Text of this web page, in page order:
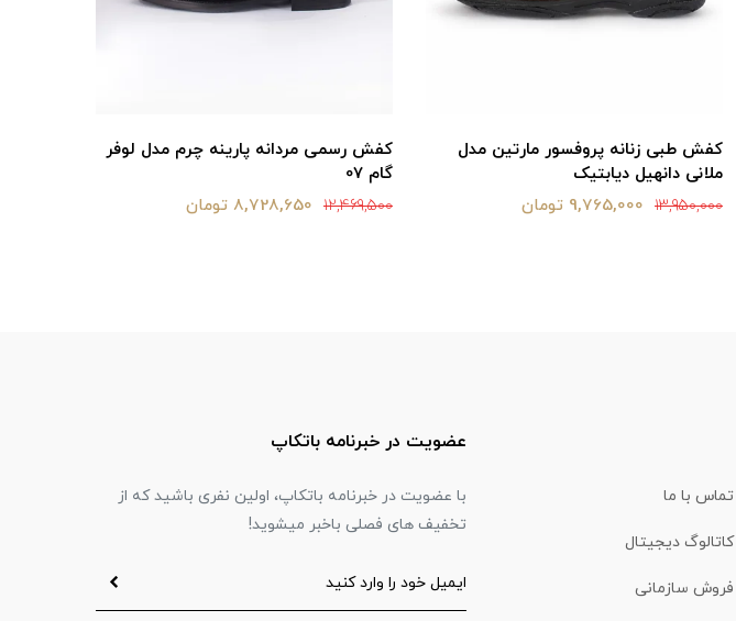
کفش طبی زنانه پروفسور مارتین مدل
ملانی دانهیل دیابتیک
13,950,000 9,765,000 تومان
کفش رسمی مردانه پارينه چرم مدل لوفر
گام 07
12,469,500 8,728,650 تومان
تماس با ما
کاتالوگ دیجیتال
فروش سازمانی
عضویت در خبرنامه باتکاپ
با عضویت در خبرنامه باتکاپ، اولین نفری باشید که از
تخفیف های فصلی باخبر میشوید!